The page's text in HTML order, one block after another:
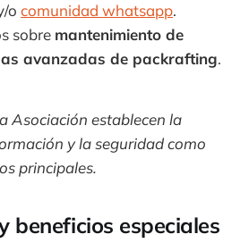
o comunidad whatsapp.
sobre mantenimiento de
avanzadas de packrafting.
Asociación establecen la
y la seguridad como
principales.
beneficios especiales